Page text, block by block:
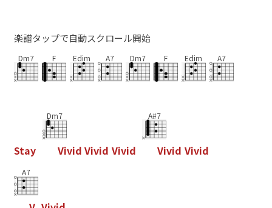
楽譜タップで自動スクロール開始
Dm7 F Edim A7 Dm7 F Edim A7
Stay
Dm7
Vivid Vivid Vivid
A#7
Vivid Vivid
A7